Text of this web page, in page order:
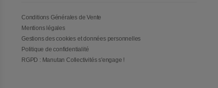
Conditions Générales de Vente
Mentions légales
Gestions des cookies et données personnelles
Politique de confidentialité
RGPD : Manutan Collectivités s'engage !